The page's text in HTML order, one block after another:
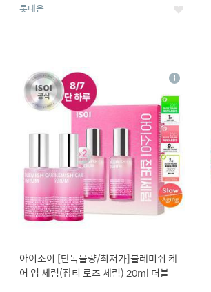
롯데온 좋
11
아이소이 [단독물량/최저가]블레미쉬 케
어 업 세럼(잡티 로즈 세럼) 20ml 더블기
상
세